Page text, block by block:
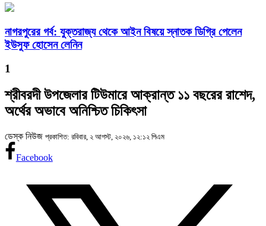
নাগরপুরের গর্ব: যুক্তরাজ্য থেকে আইন বিষয়ে স্নাতক ডিগ্রি পেলেন
ইউসুফ হোসেন লেনিন
1
শ্রীবরদী উপজেলার টিউমারে আক্রান্ত ১১ বছরের রাশেদ,
অর্থের অভাবে অনিশ্চিত চিকিৎসা
ডেস্ক নিউজ প্রকাশিত: রবিবার, ২ আগস্ট, ২০২৬, ১২:১২ পিএম
Facebook